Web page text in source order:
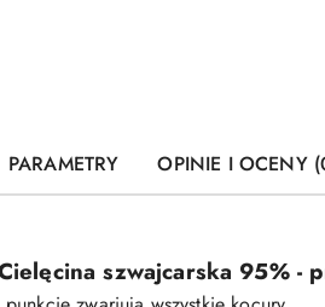
PARAMETRY OPINIE I OCENY
szwajcarska 95% -